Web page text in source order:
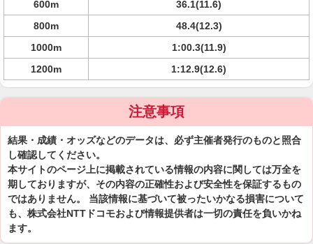
600m
36.1(11.6)
800m
48.4(12.3)
1000m
1:00.3(11.9)
1200m
1:12.9(12.6)
注意事項
結果・成績・オッズなどのデータは、必ず主催者発行のものと照合
し確認してください。
本サイトのページ上に掲載されている情報の内容に関しては万全を
期しておりますが、その内容の正確性および安全性を保証するもの
ではありません。 当該情報に基づいて被ったいかなる損害について
も、株式会社NTTドコモおよび情報提供者は一切の責任を負いかね
ます。